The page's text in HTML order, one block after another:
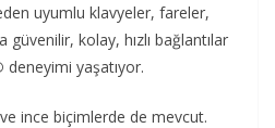
uyumlu klavyeler, fareler,
kolay, hızlı bağlantılar
deneyimi yaşatıyor.
ince biçimlerde de mevcut.